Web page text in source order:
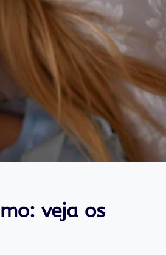
veja os